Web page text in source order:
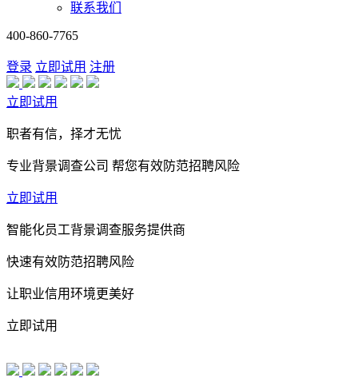
联系我们
400-860-7765
登录 立即试用 注册
立即试用
职者有信，择才无忧
专业背景调查公司 帮您有效防范招聘风险
立即试用
智能化员工背景调查服务提供商
快速有效防范招聘风险
让职业信用环境更美好
立即试用